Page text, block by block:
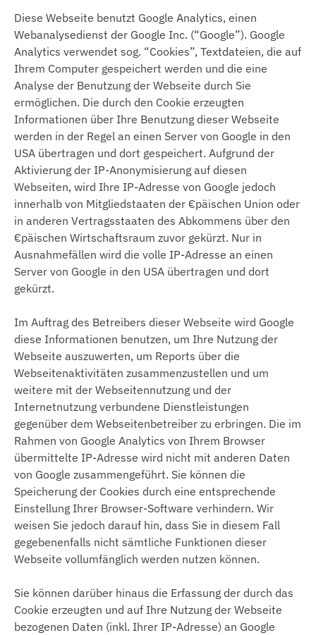
Diese Webseite benutzt Google Analytics, einen
Webanalysedienst der Google Inc. (“Google”). Google
Analytics verwendet sog. “Cookies”, Textdateien, die auf
Ihrem Computer gespeichert werden und die eine
Analyse der Benutzung der Webseite durch Sie
ermöglichen. Die durch den Cookie erzeugten
Informationen über Ihre Benutzung dieser Webseite
werden in der Regel an einen Server von Google in den
USA übertragen und dort gespeichert. Aufgrund der
Aktivierung der IP-Anonymisierung auf diesen
Webseiten, wird Ihre IP-Adresse von Google jedoch
innerhalb von Mitgliedstaaten der €päischen Union oder
in anderen Vertragsstaaten des Abkommens über den
€päischen Wirtschaftsraum zuvor gekürzt. Nur in
Ausnahmefällen wird die volle IP-Adresse an einen
Server von Google in den USA übertragen und dort
gekürzt.
Im Auftrag des Betreibers dieser Webseite wird Google
diese Informationen benutzen, um Ihre Nutzung der
Webseite auszuwerten, um Reports über die
Webseitenaktivitäten zusammenzustellen und um
weitere mit der Webseitennutzung und der
Internetnutzung verbundene Dienstleistungen
gegenüber dem Webseitenbetreiber zu erbringen. Die im
Rahmen von Google Analytics von Ihrem Browser
übermittelte IP-Adresse wird nicht mit anderen Daten
von Google zusammengeführt. Sie können die
Speicherung der Cookies durch eine entsprechende
Einstellung Ihrer Browser-Software verhindern. Wir
weisen Sie jedoch darauf hin, dass Sie in diesem Fall
gegebenenfalls nicht sämtliche Funktionen dieser
Webseite vollumfänglich werden nutzen können.
Sie können darüber hinaus die Erfassung der durch das
Cookie erzeugten und auf Ihre Nutzung der Webseite
bezogenen Daten (inkl. Ihrer IP-Adresse) an Google